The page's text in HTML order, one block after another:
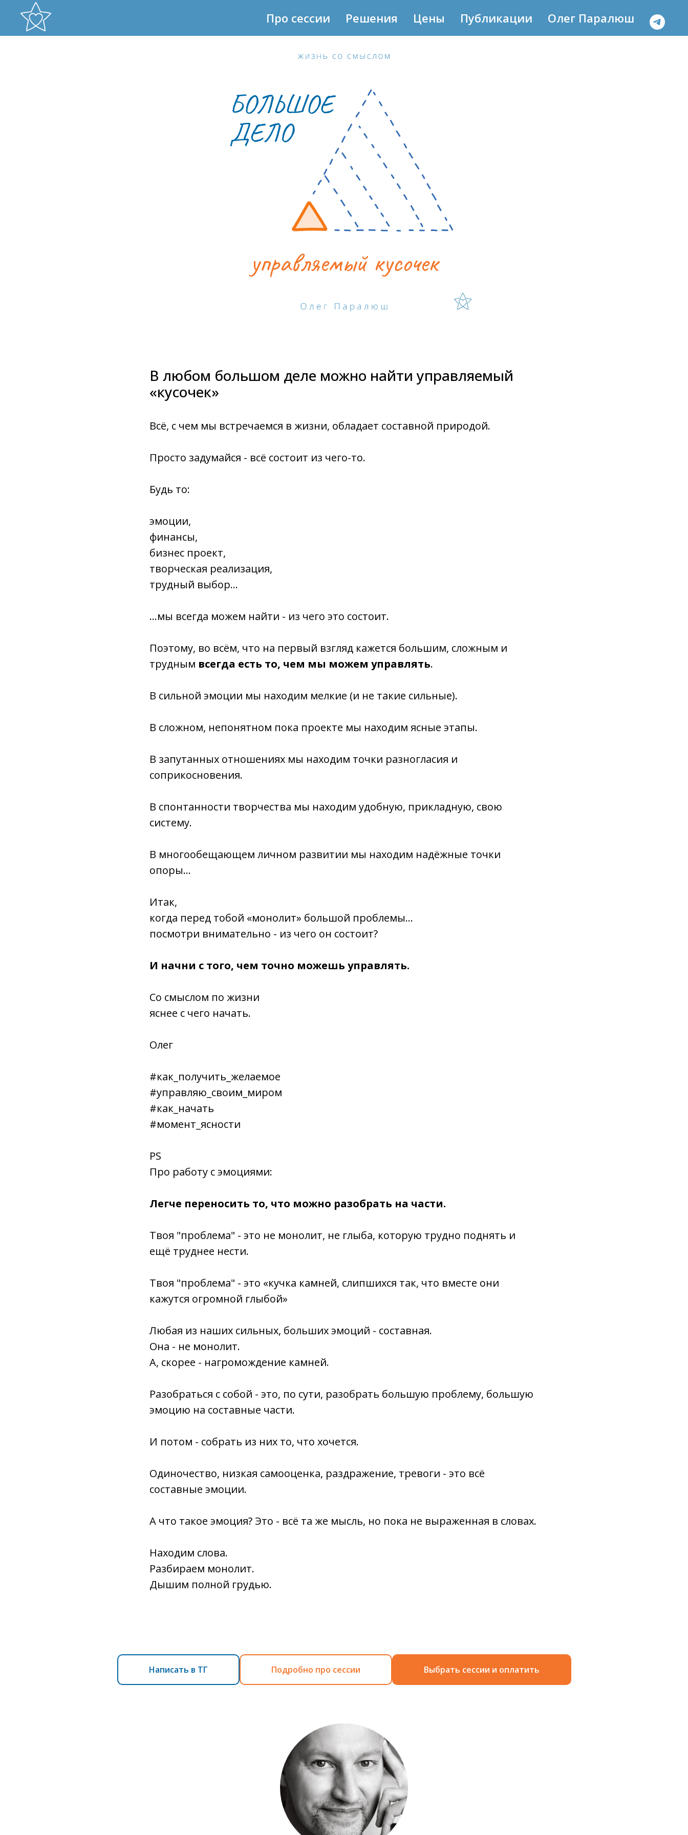
Про сессии Решения Цены Публикации Олег Паралюш
В любом большом деле можно найти управляемый
«кусочек»
Всё, с чем мы встречаемся в жизни, обладает составной природой.
Просто задумайся - всё состоит из чего-то.
Будь то:
эмоции,
финансы,
бизнес проект,
творческая реализация,
трудный выбор…
…мы всегда можем найти - из чего это состоит.
Поэтому, во всём, что на первый взгляд кажется большим, сложным и
трудным всегда есть то, чем мы можем управлять.
В сильной эмоции мы находим мелкие (и не такие сильные).
В сложном, непонятном пока проекте мы находим ясные этапы.
В запутанных отношениях мы находим точки разногласия и
соприкосновения.
В спонтанности творчества мы находим удобную, прикладную, свою
систему.
В многообещающем личном развитии мы находим надёжные точки
опоры…
Итак,
когда перед тобой «монолит» большой проблемы…
посмотри внимательно - из чего он состоит?
И начни с того, чем точно можешь управлять.
Со смыслом по жизни
яснее с чего начать.
Олег
#как_получить_желаемое
#управляю_своим_миром
#как_начать
#момент_ясности
PS
Про работу с эмоциями:
Легче переносить то, что можно разобрать на части.
Твоя "проблема" - это не монолит, не глыба, которую трудно поднять и
ещё труднее нести.
Твоя "проблема" - это «кучка камней, слипшихся так, что вместе они
кажутся огромной глыбой»
Любая из наших сильных, больших эмоций - составная.
Она - не монолит.
А, скорее - нагромождение камней.
Разобраться с собой - это, по сути, разобрать большую проблему, большую
эмоцию на составные части.
И потом - собрать из них то, что хочется.
Одиночество, низкая самооценка, раздражение, тревоги - это всё
составные эмоции.
А что такое эмоция? Это - всё та же мысль, но пока не выраженная в словах.
Находим слова.
Разбираем монолит.
Дышим полной грудью.
Написать в ТГ Подробно про сессии Выбрать сессии и оплатить